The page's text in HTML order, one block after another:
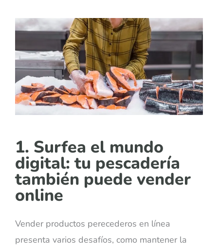
1. Surfea el mundo
digital: tu pescadería
también puede vender
online
Vender productos perecederos en línea
presenta varios desafíos, como mantener la